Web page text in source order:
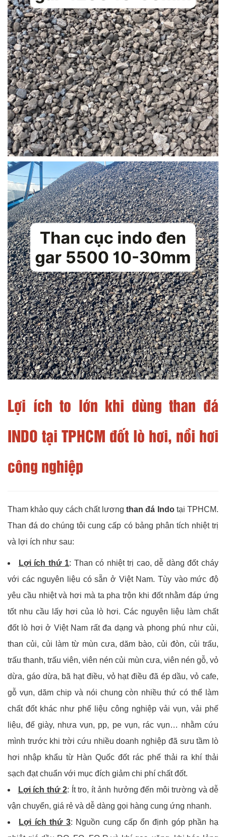
Lợi ích to lớn khi dùng than đá
INDO tại TPHCM đốt lò hơi, nồi hơi
công nghiệp
Tham khảo quy cách chất lương than đá Indotại TPHCM.
Than đá do chúng tôi cung cấp có bảng phân tích nhiệt trị
và lợi ích như sau:
Lợi ích thứ 1: Than có nhiệt trị cao, dễ dàng đốt cháy
với các nguyên liệu có sẵn ở Việt Nam. Tùy vào mức độ
yêu cầu nhiệt và hơi mà ta pha trộn khi đốt nhằm đáp ứng
tốt nhu cầu lấy hơi của lò hơi. Các nguyên liệu làm chất
đốt lò hơi ở Việt Nam rất đa dạng và phong phú như củi,
than củi, củi làm từ mùn cưa, dăm bào, củi đòn, củi trấu,
trấu thanh, trấu viên, viên nén củi mùn cưa, viên nén gỗ, vỏ
dừa, gáo dừa, bã hạt điều, vỏ hạt điều đã ép dầu, vỏ cafe,
gỗ vụn, dăm chip và nói chung còn nhiều thứ có thể làm
chất đốt khác như phế liệu công nghiệp vải vụn, vải phế
liệu, đế giày, nhưa vụn, pp, pe vụn, rác vụn… nhằm cứu
mình trước khi trời cứu nhiều doanh nghiệp đã sưu tầm lò
hơi nhập khẩu từ Hàn Quốc đốt rác phế thải ra khí thải
sạch đạt chuẩn với mục đích giảm chi phí chất đốt.
Lợi ích thứ 2: Ít tro, ít ảnh hưởng đến môi trường và dễ
vận chuyển, giá rẻ và dễ dàng gọi hàng cung ứng nhanh.
Lợi ích thứ 3: Nguồn cung cấp ổn định góp phần hạ